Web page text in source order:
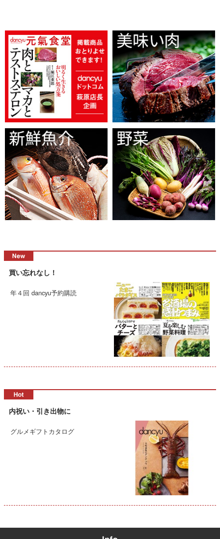
買い忘れなし！
年４回 dancyu予約購読
内祝い・引き出物に
グルメギフトカタログ